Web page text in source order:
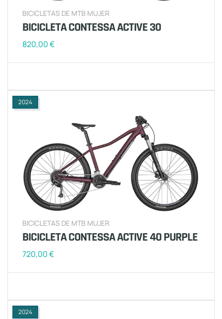
BICICLETAS DE MTB MUJER
BICICLETA CONTESSA ACTIVE 30
820,00€
2024
BICICLETAS DE MTB MUJER
BICICLETA CONTESSA ACTIVE 40 PURPLE
720,00€
2024